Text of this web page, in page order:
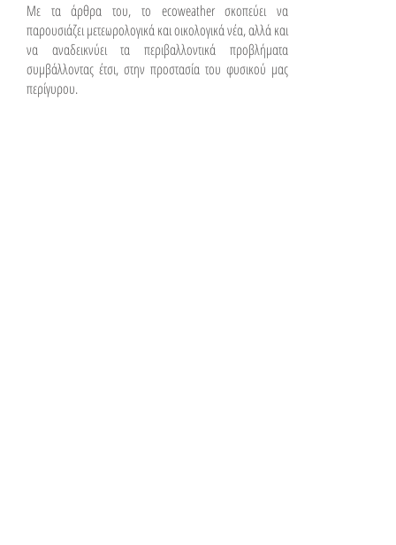
Με τα άρθρα του, το ecoweather σκοπεύει να
παρουσιάζει μετεωρολογικά και οικολογικά νέα, αλλά και
να αναδεικνύει τα περιβαλλοντικά προβλήματα
συμβάλλοντας έτσι, στην προστασία του φυσικού μας
περίγυρου.